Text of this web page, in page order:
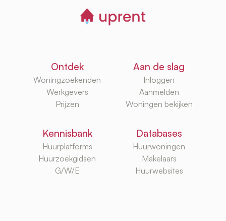
Ontdek
Woningzoekenden
Werkgevers
Prijzen
Aan de slag
Inloggen
Aanmelden
Woningen bekijken
Kennisbank
Huurplatforms
Huurzoekgidsen
G/W/E
Databases
Huurwoningen
Makelaars
Huurwebsites